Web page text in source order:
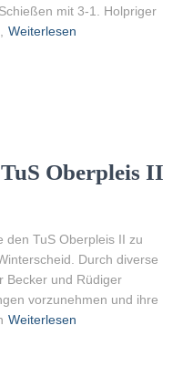
mit 3-1. Holpriger
Weiterlesen
Oberpleis II
den TuS Oberpleis II zu
Durch diverse
Becker und Rüdiger
vorzunehmen und ihre
Weiterlesen